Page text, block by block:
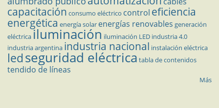
capacitación consumo eléctrico control eficiencia
energética energía solar energías renovables generación
eléctricailuminación iluminación LED industria 4.0
industria argentina industria nacional instalación eléctrica
ledseguridad eléctrica tabla de contenidos
tendido de líneas
Más